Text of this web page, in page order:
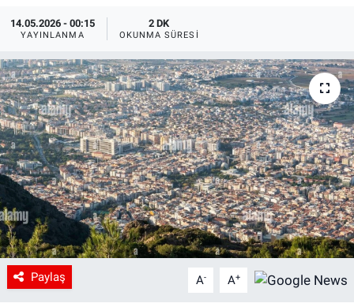
14.05.2026 - 00:15
YAYINLANMA
2 DK
OKUNMA SÜRESI
Paylaş A- A+